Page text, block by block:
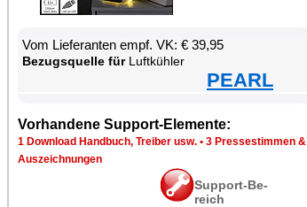
Vom Lie­fe­ran­ten empf. VK: € 39,95
Be­zugs­quel­le fürLuft­küh­ler
PEARL
Vor­han­de­ne Sup­port-Ele­men­te:
1 Down­load Hand­buch, Trei­ber usw. • 3 Pres­se­stim­men &
Aus­zeich­nun­gen
Sup­port-Be­
reich